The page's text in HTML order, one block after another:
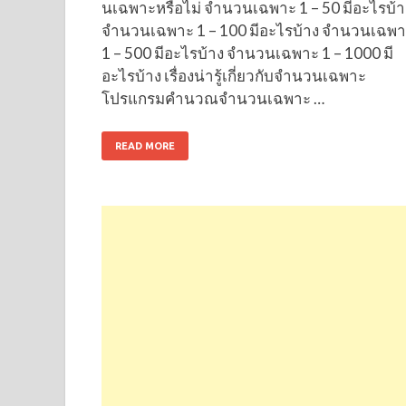
นเฉพาะหรือไม่ จำนวนเฉพาะ 1 – 50 มีอะไรบ้
จำนวนเฉพาะ 1 – 100 มีอะไรบ้าง จำนวนเฉพ
1 – 500 มีอะไรบ้าง จำนวนเฉพาะ 1 – 1000 มี
อะไรบ้าง เรื่องน่ารู้เกี่ยวกับจำนวนเฉพาะ
โปรแกรมคำนวณจำนวนเฉพาะ …
READ MORE